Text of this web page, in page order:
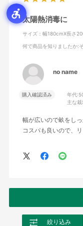
太陽熱消毒に
サイズ：幅180cmX長さ
何で商品を知りましたか:
no name
購入確認済み 年代:
主な
幅が広いので畝をし
コスパも良いので、リ
絞り込み